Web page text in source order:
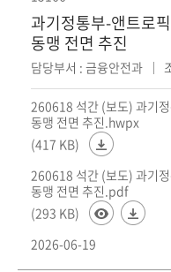
과기정통부-앤트로
동맹 전면 추진
담당부서 : 금융안전과
260618 석간 (보도) 과기
동맹 전면 추진.hwpx
(417 KB)
260618 석간 (보도) 과기
동맹 전면 추진.pdf
(293 KB)
2026-06-19